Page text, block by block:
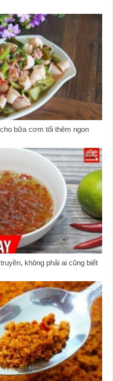
bữa cơm tối thêm ngon
không phải ai cũng biết